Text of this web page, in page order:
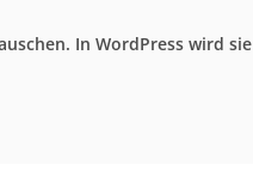
In WordPress wird sie